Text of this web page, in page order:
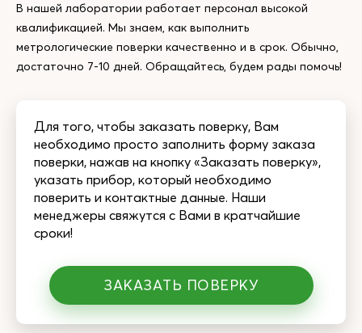
В нашей лаборатории работает персонал высокой
квалификацией. Мы знаем, как выполнить
метрологические поверки качественно и в срок. Обычно,
достаточно 7-10 дней. Обращайтесь, будем рады помочь!
Для того, чтобы заказать поверку, Вам
необходимо просто заполнить форму заказа
поверки, нажав на кнопку «Заказать поверку»,
указать прибор, который необходимо
поверить и контактные данные. Наши
менеджеры свяжутся с Вами в кратчайшие
сроки!
ЗАКАЗАТЬ ПОВЕРКУ